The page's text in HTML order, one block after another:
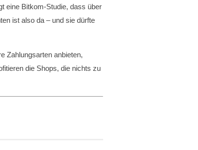
eine Bitkom-Studie, dass über
ist also da – und sie dürfte
Zahlungsarten anbieten,
die Shops, die nichts zu